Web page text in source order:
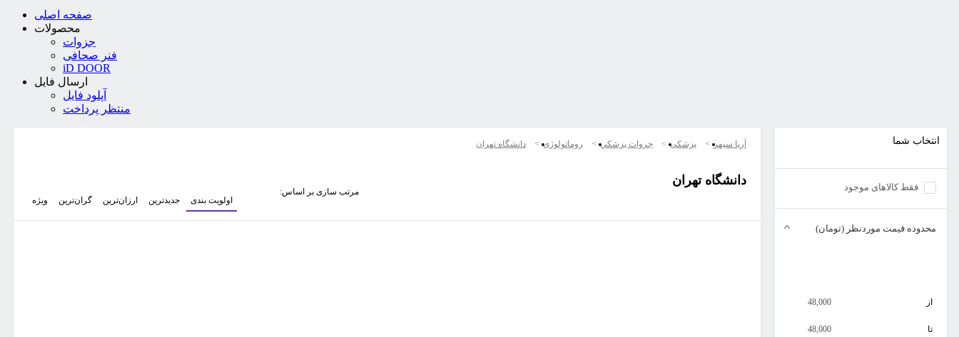
صفحه اصلی
محصولات
جزوات
فنر صحافی
iD DOOR
ارسال فایل
آپلود فایل
منتظر پرداخت
انتخاب شما
فقط کالاهای موجود
محدوده قیمت موردنظر (تومان)
از 48,000
تا 48,000
آریا سپهر پزشکی جزوات پزشكي روماتولوژی دانشگاه تهران
دانشگاه تهران
مرتب سازی بر اساس:
اولویت بندی
جدیدترین ارزان‌ترین گران‌ترین ویژه